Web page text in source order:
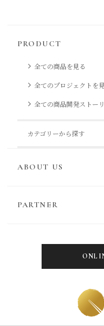
PRODUCT
全ての商品を見る
全てのプロジェクトを
全ての商品開発ストー
カテゴリーから探す
ABOUT US
PARTNER